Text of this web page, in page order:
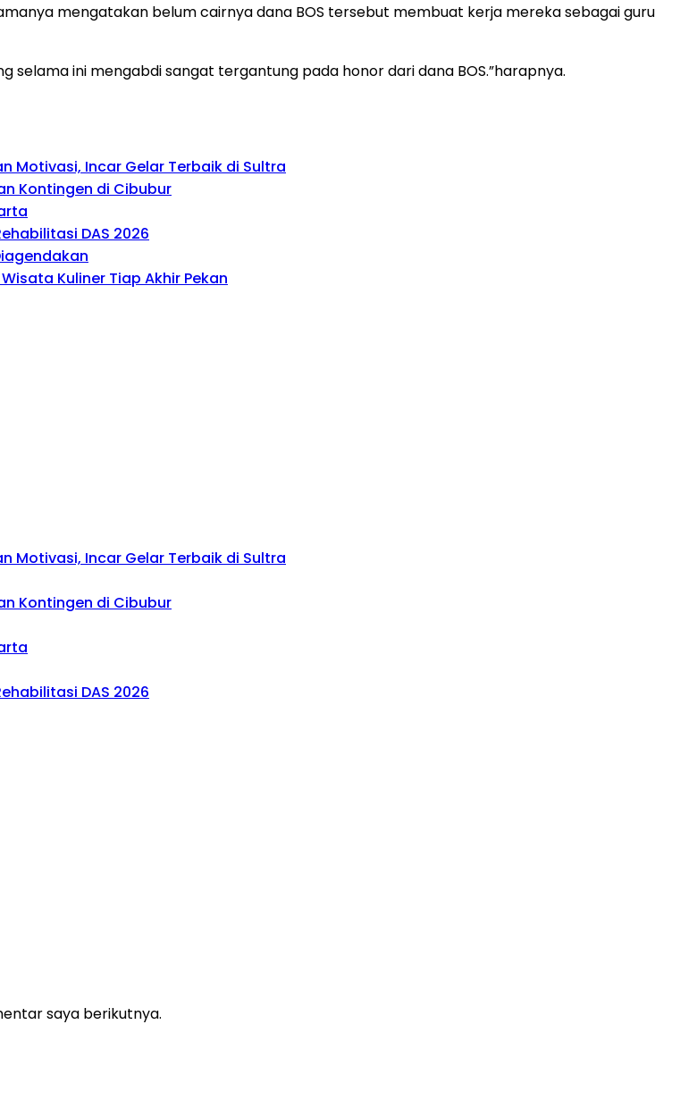
mengatakan belum cairnya dana BOS tersebut membuat kerja mereka sebagai guru
ini mengabdi sangat tergantung pada honor dari dana BOS.”harapnya.
Motivasi, Incar Gelar Terbaik di Sultra
Kontingen di Cibubur
DAS 2026
Kuliner Tiap Akhir Pekan
Motivasi, Incar Gelar Terbaik di Sultra
Kontingen di Cibubur
DAS 2026
saya berikutnya.